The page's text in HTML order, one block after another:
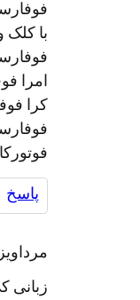
با کلک
امرا
کرا
پاسخ
زبانی